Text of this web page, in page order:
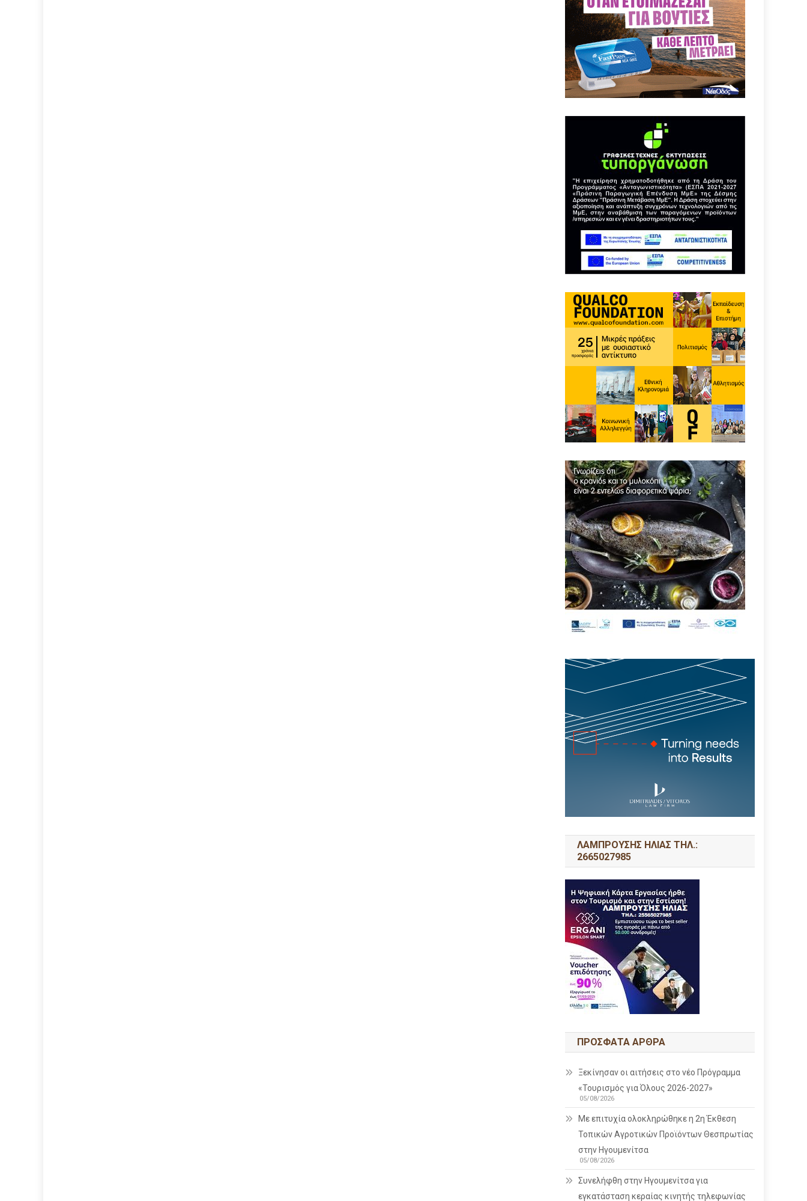
ΛΑΜΠΡΟΥΣΗΣ ΗΛΙΑΣ ΤΗΛ.:
2665027985
ΠΡΌΣΦΑΤΑ ΆΡΘΡΑ
Ξεκίνησαν οι αιτήσεις στο νέο Πρόγραμμα
«Τουρισμός για Όλους 2026-2027»
05/08/2026
Με επιτυχία ολοκληρώθηκε η 2η Έκθεση
Τοπικών Αγροτικών Προϊόντων Θεσπρωτίας
στην Ηγουμενίτσα
05/08/2026
Συνελήφθη στην Ηγουμενίτσα για
εγκατάσταση κεραίας κινητής τηλεφωνίας